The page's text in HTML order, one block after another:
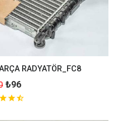
RADYATÖR_FC8
₺96